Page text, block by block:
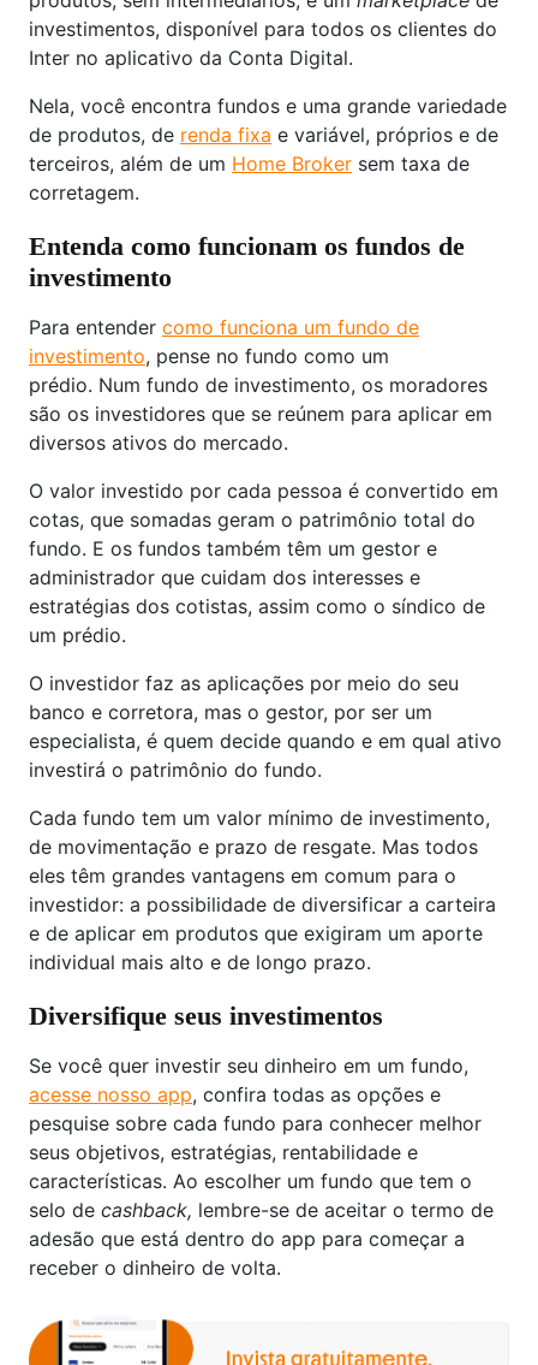
investimentos, disponível para todos os clientes do
Inter no aplicativo da Conta Digital.
Nela, você encontra fundos e uma grande variedade
de produtos, de renda fixa e variável, próprios e de
terceiros, além de um Home Broker sem taxa de
corretagem.
Entenda como funcionam os fundos de
investimento
Para entender como funciona um fundo de
investimento, pense no fundo como um
prédio. Num fundo de investimento, os moradores
são os investidores que se reúnem para aplicar em
diversos ativos do mercado.
O valor investido por cada pessoa é convertido em
cotas, que somadas geram o patrimônio total do
fundo. E os fundos também têm um gestor e
administrador que cuidam dos interesses e
estratégias dos cotistas, assim como o síndico de
um prédio.
O investidor faz as aplicações por meio do seu
banco e corretora, mas o gestor, por ser um
especialista, é quem decide quando e em qual ativo
investirá o patrimônio do fundo.
Cada fundo tem um valor mínimo de investimento,
de movimentação e prazo de resgate. Mas todos
eles têm grandes vantagens em comum para o
investidor: a possibilidade de diversificar a carteira
e de aplicar em produtos que exigiram um aporte
individual mais alto e de longo prazo.
Diversifique seus investimentos
Se você quer investir seu dinheiro em um fundo,
acesse nosso app, confira todas as opções e
pesquise sobre cada fundo para conhecer melhor
seus objetivos, estratégias, rentabilidade e
características. Ao escolher um fundo que tem o
selo de cashback, lembre-se de aceitar o termo de
adesão que está dentro do app para começar a
receber o dinheiro de volta.